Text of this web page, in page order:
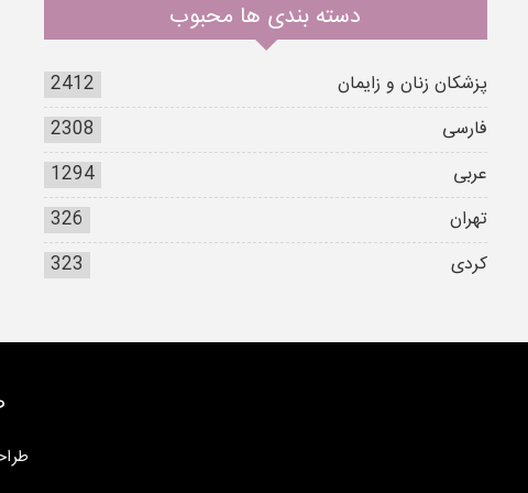
دسته بندی ها محبوب
پزشکان زنان و زایمان
2412
فارسی
2308
عربی
1294
تهران
326
کردی
323